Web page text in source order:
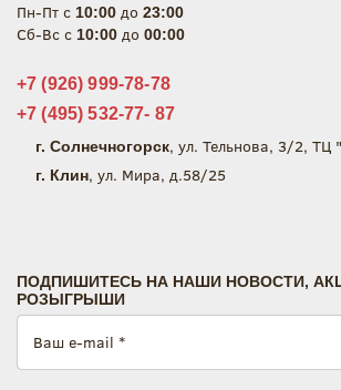
Пн-Пт c 10:00 до 23:00
Сб-Вс c 10:00 до 00:00
+7 (926) 999-78-78
+7 (495) 532-77- 87
г. Солнечногорск, ул. Тельнова, 3/2, ТЦ
г. Клин, ул. Мира, д.58/25
ПОДПИШИТЕСЬ НА НАШИ НОВОСТИ,
РОЗЫГРЫШИ